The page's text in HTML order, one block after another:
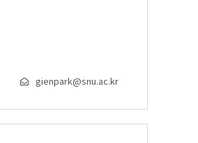
gienpark@snu.ac.kr